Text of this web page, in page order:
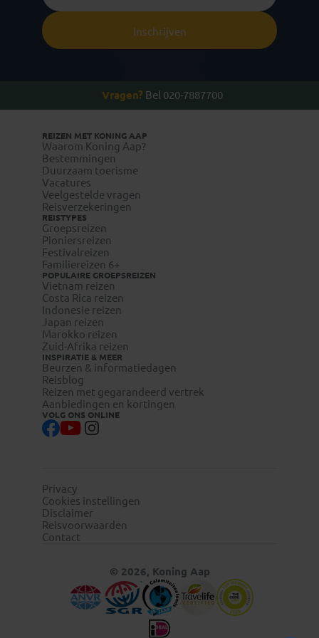
Inschrijven
Vragen? Bel 020-7887700
REIZEN MET KONING AAP
Waarom Koning Aap?
Bestemmingen
Duurzaam toerisme
Vacatures
Veelgestelde vragen
Reisverzekeringen
REISTYPES
Groepsreizen
Pioniersreizen
Festivalreizen
Familiereizen 6+
POPULAIRE GROEPSREIZEN
Vietnam reizen
Costa Rica reizen
Indonesie reizen
Japan reizen
Marokko reizen
Zuid-Afrika reizen
INSPIRATIE & MEER
Beurzen & informatiedagen
Reisblog
Reizen met gegarandeerd vertrek
Aanbiedingen en kortingen
VOLG ONS ONLINE
Privacy
Cookies instellingen
Disclaimer
Reisvoorwaarden
Contact
© 2026, Koning Aap